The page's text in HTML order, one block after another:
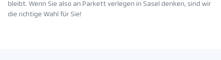
bleibt. Wenn Sie also an Parkett verlegen in Sasel denken, sind wir
die richtige Wahl für Sie!